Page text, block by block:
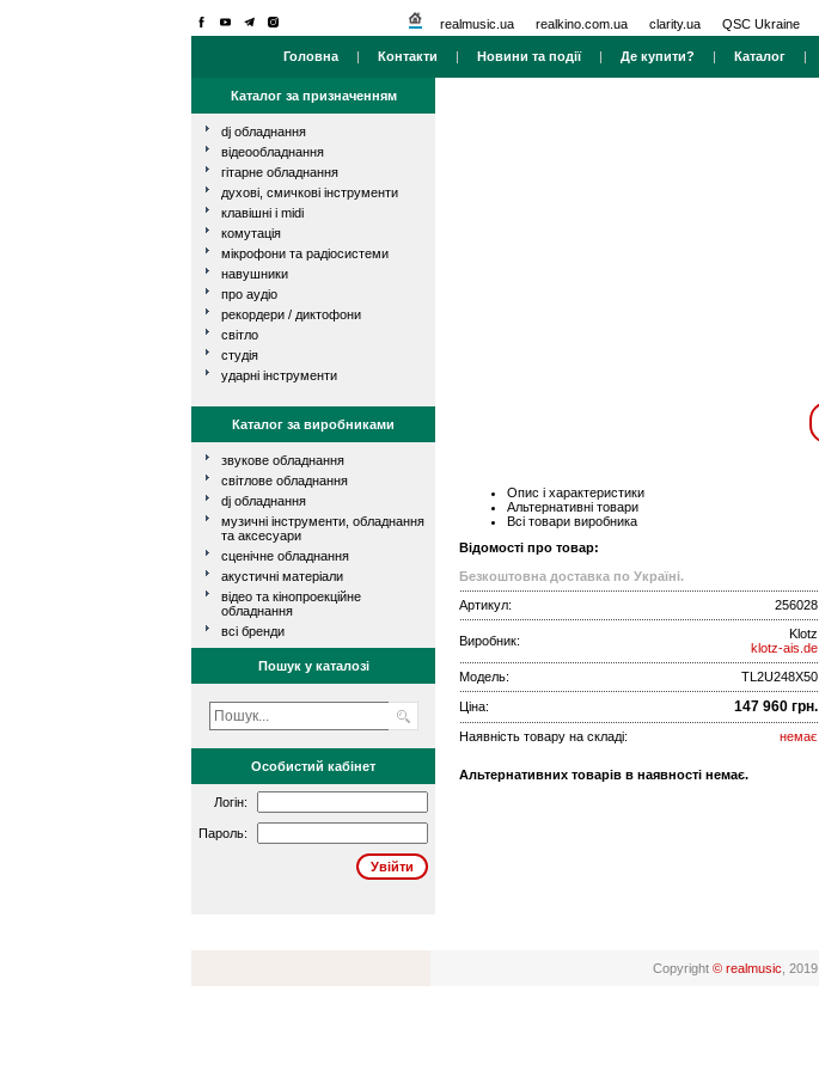
realmusic.ua realkino.com.ua clarity.ua QSC Ukraine
Головна | Контакти | Новини та події| Де купити? | Каталог |
Каталог за призначенням
dj обладнання
відеообладнання
гітарне обладнання
духові, смичкові інструменти
клавішні і midi
комутація
мікрофони та радіосистеми
навушники
про аудіо
рекордери / диктофони
світло
студія
ударні інструменти
Каталог за виробниками
звукове обладнання
світлове обладнання
dj обладнання
музичні інструменти, обладнання
та аксесуари
сценічне обладнання
акустичні матеріали
відео та кінопроекційне
обладнання
всі бренди
Пошук у каталозі
Особистий кабінет
Логін:
Пароль:
Опис і характеристики
Альтернативні товари
Всі товари виробника
Відомості про товар:
Безкоштовна доставка по Україні.
Артикул:
256028
Виробник:
Klotz
klotz-ais.de
Модель:
TL2U248X50
Ціна: 147 960 грн.
Наявність товару на складі: немає
Альтернативних товарів в наявності немає.
Copyright © realmusic , 2019